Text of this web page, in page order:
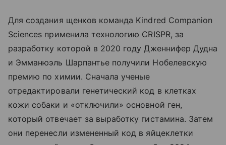
Для создания щенков команда Kindred Companion
Sciences применила технологию CRISPR, за
разработку которой в 2020 году Дженнифер Дудна
и Эмманюэль Шарпантье получили Нобелевскую
премию по химии. Сначала ученые
отредактировали генетический код в клетках
кожи собаки и «отключили» основной ген,
который отвечает за выработку гистамина. Затем
они перенесли измененный код в яйцеклетки